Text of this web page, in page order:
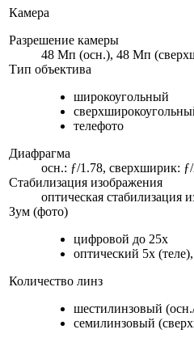
Камера
Разрешение камеры
48 Мп (осн.), 48 Мп
Тип объектива
широкоугольный
телефото
Диафрагма
осн.: ƒ/1.78, сверхширик:
Стабилизация изображения
оптическая стабилизация
Зум (фото)
цифровой до 25x
оптический 5x
Количество линз
шестилинзовый
семилинзовый